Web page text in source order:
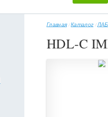
Главная /Каталог /
HDL-C